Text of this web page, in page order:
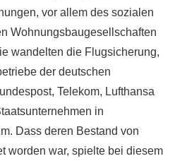
vor allem des sozialen
Wohnungsbaugesellschaften
wandelten die Flugsicherung,
der deutschen
Telekom, Lufthansa
in
Dass deren Bestand von
worden war, spielte bei diesem